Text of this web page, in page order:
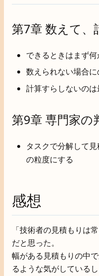
第7章 数えて、
できるときはまず
数えられない場合
計算すらしないの
第9章 専門家の
タスクで分解して
の粒度にする
感想
「技術者の見積もりは
だと思った。
幅がある見積もりの中
るような気がしているし